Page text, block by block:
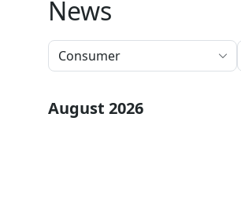
News
August 2026